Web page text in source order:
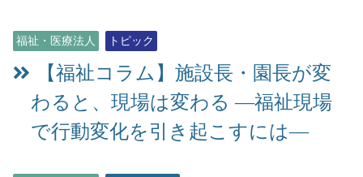
福祉・医療法人 トピック
【福祉コラム】施設長・園長が変
わると、現場は変わる ―福祉現場
で行動変化を引き起こすには―